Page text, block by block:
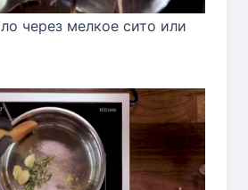
через мелкое сито или